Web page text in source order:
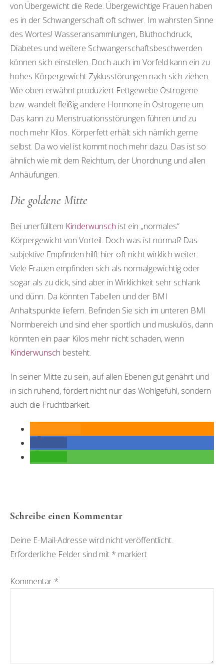
von Übergewicht die Rede. Übergewichtige Frauen haben
es in der Schwangerschaft oft schwer. Im wahrsten Sinne
des Wortes! Wasseransammlungen, Bluthochdruck,
Diabetes und weitere Schwangerschaftsbeschwerden
können sich einstellen. Doch auch im Vorfeld kann ein zu
hohes Körpergewicht Zyklusstörungen nach sich ziehen.
Wie oben erwähnt produziert Fettgewebe Östrogene
bzw. wandelt fleißig andere Hormone in Östrogene um.
Das kann zu Menstruationsstörungen führen und zu
noch mehr Kilos. Körperfett erhält sich nämlich gerne
selbst. Da wo viel ist kommt noch mehr dazu. Das ist so
ähnlich wie mit dem Reichtum, der Unordnung und allen
Anhäufungen.
Die goldene Mitte
Bei unerfülltem Kinderwunsch ist ein „normales“
Körpergewicht von Vorteil. Doch was ist normal? Das
subjektive Empfinden hilft hier oft nicht wirklich weiter.
Viele Frauen empfinden sich als normalgewichtig oder
sogar als zu dick, sind aber in Wirklichkeit sehr schlank
und dünn. Da könnten Tabellen und der BMI
Anhaltspunkte liefern. Befinden Sie sich im unteren BMI
Normbereich und sind eher sportlich und muskulös, dann
könnten ein paar Kilos mehr nicht schaden, wenn
Kinderwunsch besteht.
In seiner Mitte zu sein, auf allen Ebenen gut genährt und
in sich ruhend, fördert nicht nur das Wohlgefühl, sondern
auch die Fruchtbarkeit.
Leser-
Schreibe einen Kommentar
Deine E-Mail-Adresse wird nicht veröffentlicht.
Erforderliche Felder sind mit * markiert
Kommentar *